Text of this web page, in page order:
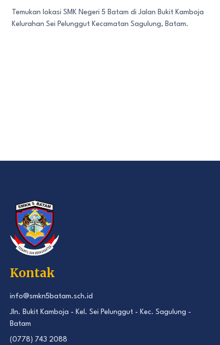
Temukan lokasi SMK Negeri 5 Batam di Jalan Bukit Kamboja
Kelurahan Sei Pelunggut Kecamatan Sagulung, Batam.
Kontak
info@smkn5batam.sch.id
Jln. Bukit Kamboja - Kel. Sei Pelunggut - Kec. Sagulung -
Batam
(0778) 743 2088